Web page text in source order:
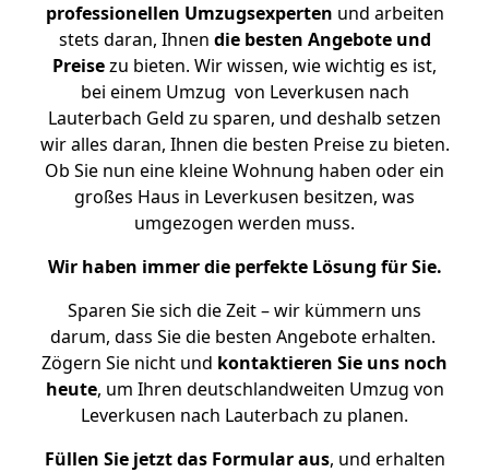
professionellen Umzugsexperten und arbeiten
stets daran, Ihnen die besten Angebote und
Preisezu bieten. Wir wissen, wie wichtig es ist,
bei einem Umzug von Leverkusen nach
Lauterbach Geld zu sparen, und deshalb setzen
wir alles daran, Ihnen die besten Preise zu bieten.
Ob Sie nun eine kleine Wohnung haben oder ein
großes Haus in Leverkusen besitzen, was
umgezogen werden muss.
Wir haben immer die perfekte Lösung für Sie.
Sparen Sie sich die Zeit – wir kümmern uns
darum, dass Sie die besten Angebote erhalten.
Zögern Sie nicht und kontaktieren Sie uns noch
heute, um Ihren deutschlandweiten Umzug von
Leverkusen nach Lauterbach zu planen.
Füllen Sie jetzt das Formular aus, und erhalten